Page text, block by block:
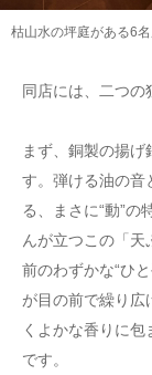
枯山水の坪庭がある6
同店には、二つの
まず、銅製の揚
す。弾ける油の音
る、まさに“動”の
んが立つこの「天
前のわずかな“ひ
が目の前で繰り広
くよかな香りに
です。